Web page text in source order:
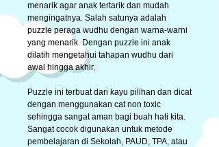
menarik agar anak tertarik dan mudah
mengingatnya. Salah satunya adalah
puzzle peraga wudhu dengan warna-warni
yang menarik. Dengan puzzle ini anak
dilatih mengetahui tahapan wudhu dari
awal hingga akhir.
Puzzle ini terbuat dari kayu pilihan dan dicat
dengan menggunakan cat non toxic
sehingga sangat aman bagi buah hati kita.
Sangat cocok digunakan untuk metode
pembelajaran di Sekolah, PAUD, TPA, atau